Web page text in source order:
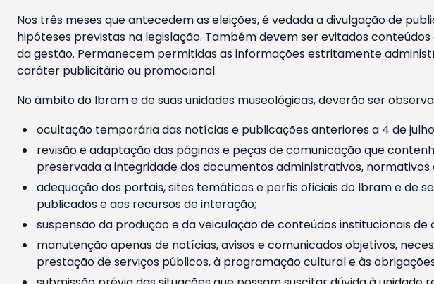
Nos três meses que antecedem as eleições, é vedada a divulgação de
hipóteses previstas na legislação. Também devem ser evitados
da gestão. Permanecem permitidas as informações estritamente
caráter publicitário ou promocional.
No âmbito do Ibram e de suas unidades museológicas, deverão ser
ocultação temporária das notícias e publicações anteriores a 4 de
revisão e adaptação das páginas e peças de comunicação que
preservada a integridade dos documentos administrativos, normativos
adequação dos portais, sites temáticos e perfis oficiais do Ibram e de
publicados e aos recursos de interação;
suspensão da produção e da veiculação de conteúdos institucionais
manutenção apenas de notícias, avisos e comunicados objetivos,
prestação de serviços públicos, à programação cultural e às